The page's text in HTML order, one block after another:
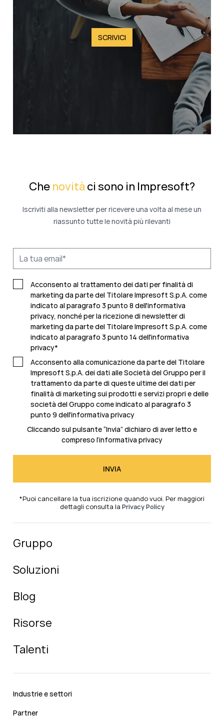
SCRIVICI
Che novità ci sono in Impresoft?
Iscriviti alla newsletter per ricevere una volta al mese un
riassunto tutte le novità più rilevanti
Acconsento al trattamento dei dati per finalità di
marketing da parte del Titolare Impresoft S.p.A. come
indicato al paragrafo 3 punto 8 dell'informativa
privacy, nonché per la ricezione di newsletter di
marketing da parte del Titolare Impresoft S.p.A. come
indicato al paragrafo 3 punto 14 dell'informativa
privacy*
Acconsento alla comunicazione da parte del Titolare
Impresoft S.p.A. dei dati alle Società del Gruppo per il
trattamento da parte di queste ultime dei dati per
finalità di marketing sui prodotti e servizi propri e delle
società del Gruppo come indicato al paragrafo 3
punto 9 dell'informativa privacy
Cliccando sul pulsante “Invia” dichiaro di aver letto e
compreso l’informativa privacy
*Puoi cancellare la tua iscrizione quando vuoi. Per maggiori
dettagli consulta la Privacy Policy
Gruppo
Soluzioni
Blog
Risorse
Talenti
Industrie e settori
Partner